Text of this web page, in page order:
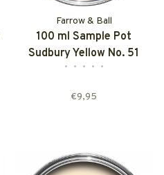
Farrow & Ball
100 ml Sample Pot
Sudbury Yellow No. 51
• • • • •
€9,95